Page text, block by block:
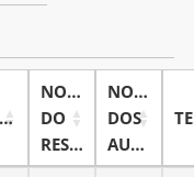
NOME
DO
RESPONSÁVEL
NOME
DOS
AUTORES
TEMA